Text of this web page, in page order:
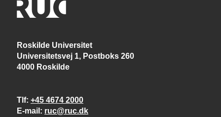
Roskilde Universitet
Universitetsvej 1, Postboks 260
4000 Roskilde
Tlf +45 4674 2000
E-mail
ruc@ruc.dk